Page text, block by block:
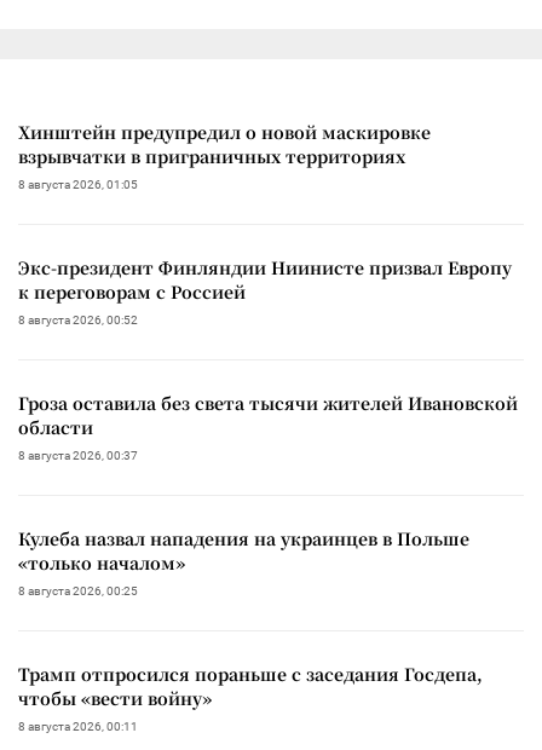
Хинштейн предупредил о новой маскировке
взрывчатки в приграничных территориях
8 августа 2026, 01:05
Экс-президент Финляндии Ниинисте призвал Европу
к переговорам с Россией
8 августа 2026, 00:52
Гроза оставила без света тысячи жителей Ивановской
области
8 августа 2026, 00:37
Кулеба назвал нападения на украинцев в Польше
«только началом»
8 августа 2026, 00:25
Трамп отпросился пораньше с заседания Госдепа,
чтобы «вести войну»
8 августа 2026, 00:11